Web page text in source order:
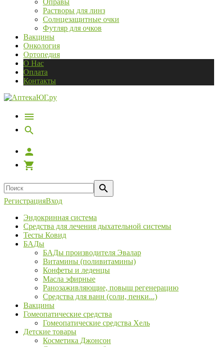
Оправы
Растворы для линз
Солнцезащитные очки
Футляр для очков
Вакцины
Онкология
Ортопедия
О Нас
Оплата
Контакты
РегистрацияВход
Эндокринная система
Средства для лечения дыхательной системы
Тесты Ковид
БАДы
БАДы производителя Эвалар
Витамины (поливитамины)
Конфеты и леденцы
Масла эфирные
Ранозаживляющие, повыш регенерацию
Средства для ванн (соли, пенки...)
Вакцины
Гомеопатические средства
Гомеопатические средства Хель
Детские товары
Косметика Джонсон